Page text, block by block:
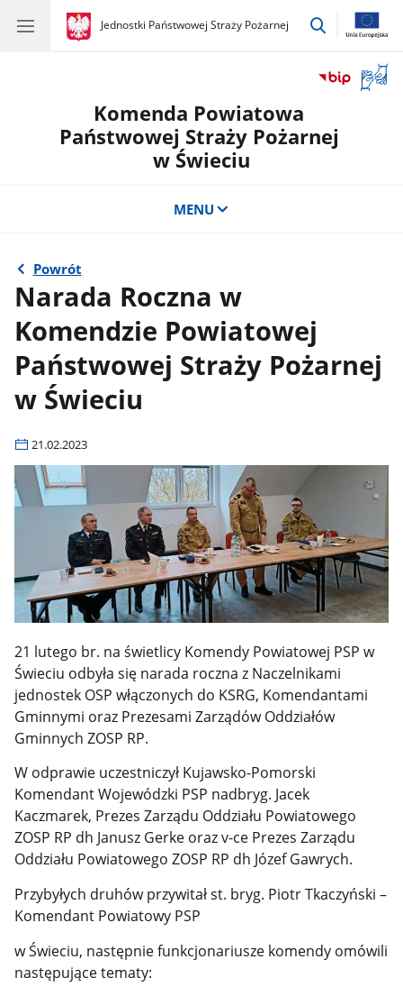
gov.pl
Jednostki Państwowej Straży Pożarnej
gov.pl
Jednostki
przejdź
okno
Komenda Powiatowa
Państwowej Straży Pożarnej
w Świeciu
MENU
Powrót
Narada Roczna w
Komendzie Powiatowej
Państwowej Straży Pożarnej
w Świeciu
21.02.2023
21 lutego br. na świetlicy Komendy Powiatowej PSP w
Świeciu odbyła się narada roczna z Naczelnikami
jednostek OSP włączonych do KSRG, Komendantami
Gminnymi oraz Prezesami Zarządów Oddziałów
Gminnych ZOSP RP.
W odprawie uczestniczył Kujawsko-Pomorski
Komendant Wojewódzki PSP nadbryg. Jacek
Kaczmarek, Prezes Zarządu Oddziału Powiatowego
ZOSP RP dh Janusz Gerke oraz v-ce Prezes Zarządu
Oddziału Powiatowego ZOSP RP dh Józef Gawrych.
Przybyłych druhów przywitał st. bryg. Piotr Tkaczyński –
Komendant Powiatowy PSP
w Świeciu, następnie funkcjonariusze komendy omówili
następujące tematy: